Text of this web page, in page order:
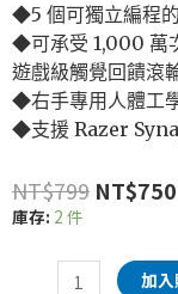
◆5 個可獨立編程
◆可承受 1,000 萬
遊戲級觸覺回饋滾
◆右手專用人體工
◆支援 Razer
NT$799 NT$750
庫存: 2 件
加